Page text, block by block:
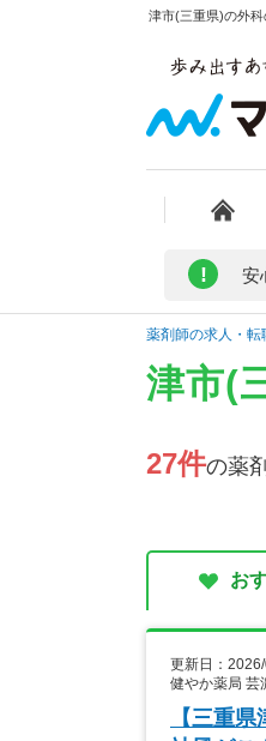
津市(三重県)の外
! 安
薬剤師の求人・転
津市(
27件の薬
お
更新日：
健やか薬局
【三重